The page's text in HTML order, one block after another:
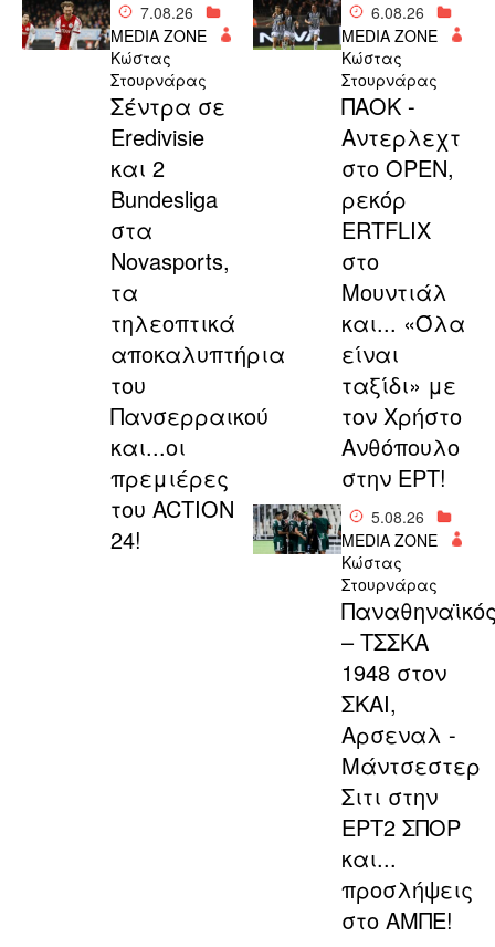
7.08.26
MEDIA ZONE
Κώστας
Στουρνάρας
Σέντρα σε
Eredivisie
και 2
Bundesliga
στα
Novasports,
τα
τηλεοπτικά
αποκαλυπτήρια
του
Πανσερραικού
και...οι
πρεμιέρες
του ACTION
24!
6.08.26
MEDIA ZONE
Κώστας
Στουρνάρας
ΠΑΟΚ -
Αντερλεχτ
στο OPEN,
ρεκόρ
ERTFLIX
στο
Μουντιάλ
και... «Όλα
είναι
ταξίδι» με
τον Χρήστο
Ανθόπουλο
στην ΕΡΤ!
5.08.26
MEDIA ZONE
Κώστας
Στουρνάρας
– ΤΣΣΚΑ
1948 στον
ΣΚΑΙ,
Αρσεναλ -
Μάντσεστερ
Σιτι στην
ΕΡΤ2 ΣΠΟΡ
και...
προσλήψεις
στο ΑΜΠΕ!